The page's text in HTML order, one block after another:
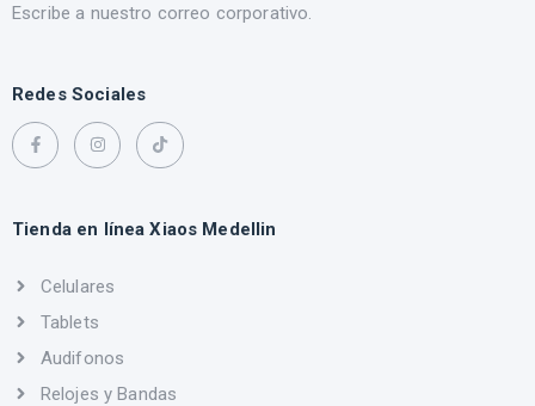
Escribe a nuestro correo corporativo.
Redes Sociales
Tienda en línea Xiaos Medellin
Celulares
Tablets
Audifonos
Relojes y Bandas